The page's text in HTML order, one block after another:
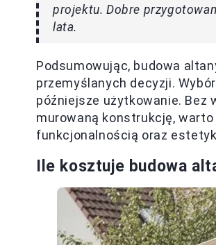
projektu. Dobre
lata.
Podsumowując, budowa
przemyślanych decyzji.
późniejsze użytkowanie. Bez
murowaną konstrukcję,
funkcjonalnością oraz
Ile kosztuje budowa